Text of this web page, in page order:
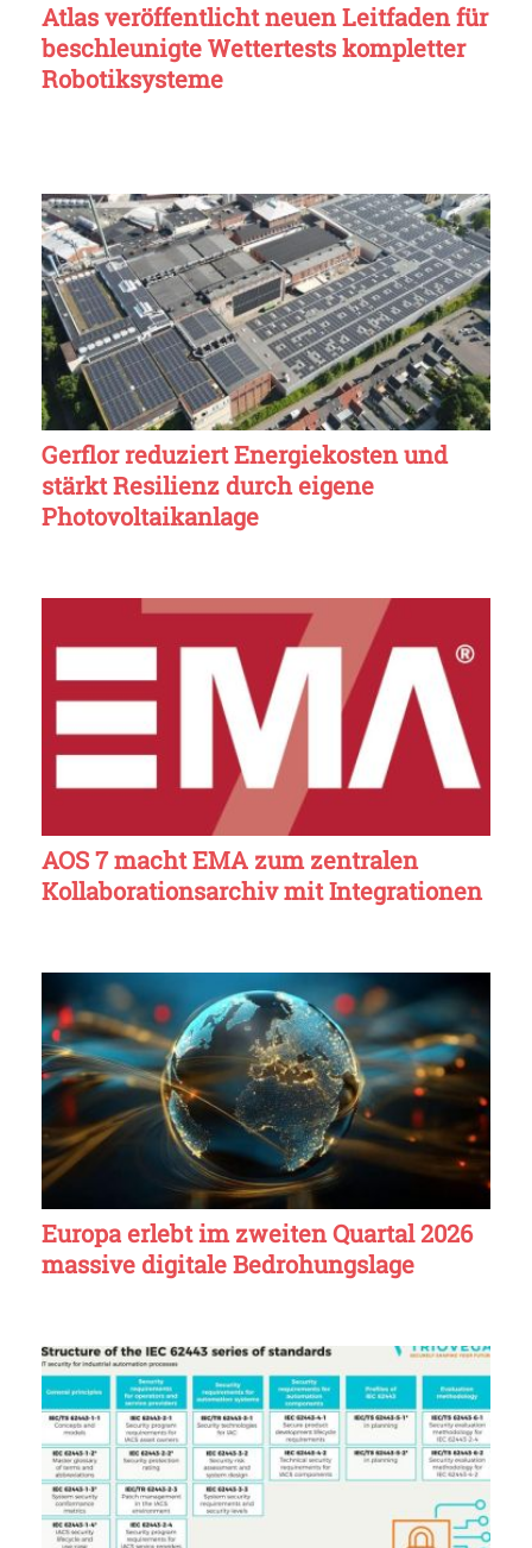
Atlas veröffentlicht neuen Leitfaden für
beschleunigte Wettertests kompletter
Robotiksysteme
Gerflor reduziert Energiekosten und
stärkt Resilienz durch eigene
Photovoltaikanlage
AOS 7 macht EMA zum zentralen
Kollaborationsarchiv mit Integrationen
Europa erlebt im zweiten Quartal 2026
massive digitale Bedrohungslage